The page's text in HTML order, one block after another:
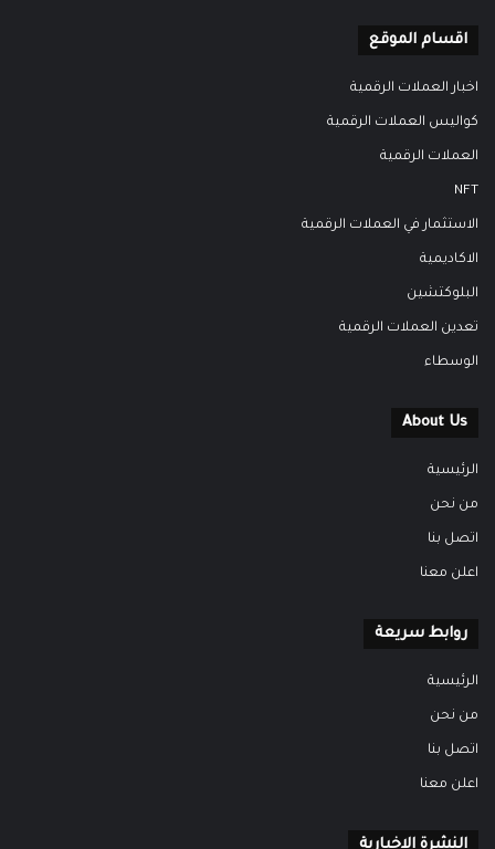
اقسام الموقع
اخبار العملات الرقمية
كواليس العملات الرقمية
العملات الرقمية
NFT
الاستثمار في العملات الرقمية
الاكاديمية
البلوكتشين
تعدين العملات الرقمية
الوسطاء
About Us
الرئيسية
من نحن
اتصل بنا
اعلن معنا
روابط سريعة
الرئيسية
من نحن
اتصل بنا
اعلن معنا
النشرة الاخبارية